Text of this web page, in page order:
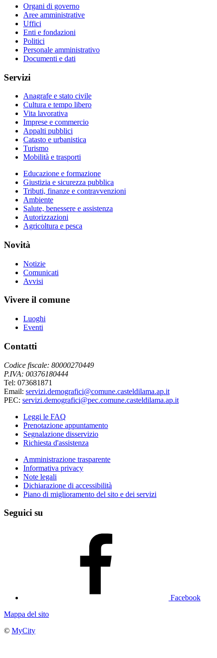
Organi di governo
Aree amministrative
Uffici
Enti e fondazioni
Politici
Personale amministrativo
Documenti e dati
Servizi
Anagrafe e stato civile
Cultura e tempo libero
Vita lavorativa
Imprese e commercio
Appalti pubblici
Catasto e urbanistica
Turismo
Mobilità e trasporti
Educazione e formazione
Giustizia e sicurezza pubblica
Tributi, finanze e contravvenzioni
Ambiente
Salute, benessere e assistenza
Autorizzazioni
Agricoltura e pesca
Novità
Notizie
Comunicati
Avvisi
Vivere il comune
Luoghi
Eventi
Contatti
Codice fiscale: 80000270449
P.IVA: 00376180444
Tel: 073681871
Email: servizi.demografici@comune.casteldilama.ap.it
PEC: servizi.demografici@pec.comune.casteldilama.ap.it
Leggi le FAQ
Prenotazione appuntamento
Segnalazione disservizio
Richiesta d'assistenza
Amministrazione trasparente
Informativa privacy
Note legali
Dichiarazione di accessibilità
Piano di miglioramento del sito e dei servizi
Seguici su
Facebook
Mappa del sito
© MyCity